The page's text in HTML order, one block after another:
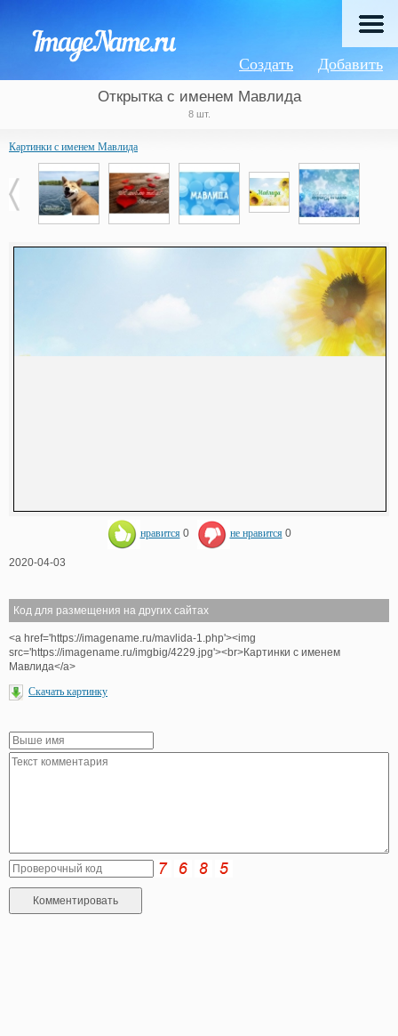
Добавить
Создать
Открытка с именем Мавлида
8 шт.
Картинки с именем Мавлида
нравится 0 не нравится 0
2020-04-03
Код для размещения на других сайтах
<a href='https://imagename.ru/mavlida-1.php'><img
src='https://imagename.ru/imgbig/4229.jpg'><br>Картинки с именем
Мавлида</a>
Скачать картинку